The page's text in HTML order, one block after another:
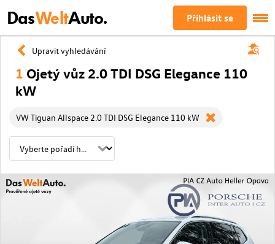
DasWeltAuto. Přihlásit se
Upravit vyhledávání
1 Ojetý vůz 2.0 TDI DSG Elegance 110
kW
VW Tiguan Allspace 2.0 TDI DSG Elegance 110 kW